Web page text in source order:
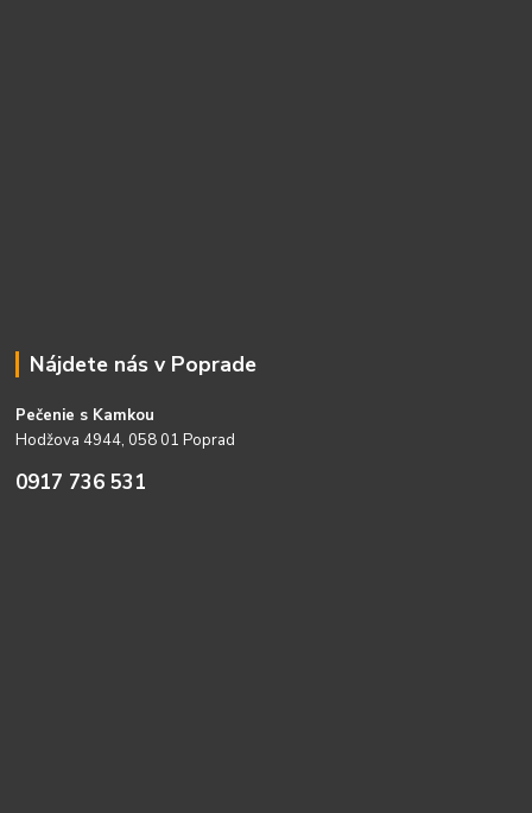
Nájdete nás v Poprade
Pečenie s Kamkou
Hodžova 4944, 058 01 Poprad
0917 736 531